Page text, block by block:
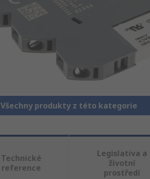
Všechny produkty z této kategorie
Technické
reference
Legislativa a
životní
prostředí